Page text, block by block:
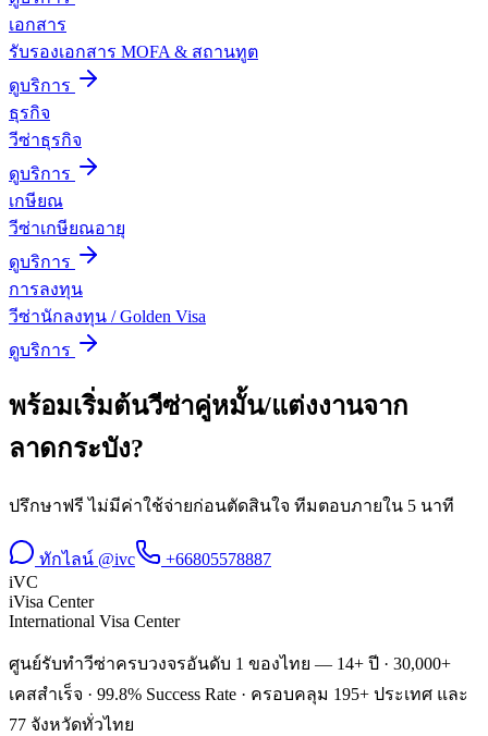
เอกสาร
รับรองเอกสาร MOFA & สถานทูต
ดูบริการ
ธุรกิจ
วีซ่าธุรกิจ
ดูบริการ
เกษียณ
วีซ่าเกษียณอายุ
ดูบริการ
การลงทุน
วีซ่านักลงทุน / Golden Visa
ดูบริการ
พร้อมเริ่มต้นวีซ่าคู่หมั้น/แต่งงานจาก
ลาดกระบัง?
ปรึกษาฟรี ไม่มีค่าใช้จ่ายก่อนตัดสินใจ ทีมตอบภายใน 5 นาที
ทักไลน์ @ivc
+66805578887
iVC
iVisa Center
International Visa Center
ศูนย์รับทำวีซ่าครบวงจรอันดับ 1 ของไทย — 14+ ปี · 30,000+
เคสสำเร็จ · 99.8% Success Rate · ครอบคลุม 195+ ประเทศ และ
77 จังหวัดทั่วไทย